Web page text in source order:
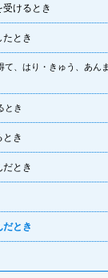
けるとき
とき
て、はり・きゅう、あん
とき
き
とき
とき